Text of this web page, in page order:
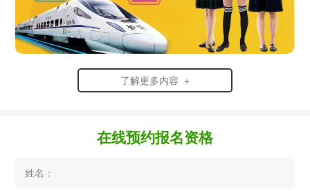
了解更多内容 +
在线预约报名资格
姓名：